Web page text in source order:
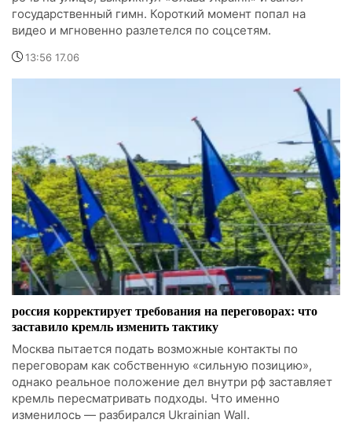
государственный гимн. Короткий момент попал на
видео и мгновенно разлетелся по соцсетям.
13:56 17.06
россия корректирует требования на переговорах: что
заставило кремль изменить тактику
Москва пытается подать возможные контакты по
переговорам как собственную «сильную позицию»,
однако реальное положение дел внутри рф заставляет
кремль пересматривать подходы. Что именно
изменилось — разбирался Ukrainian Wall.